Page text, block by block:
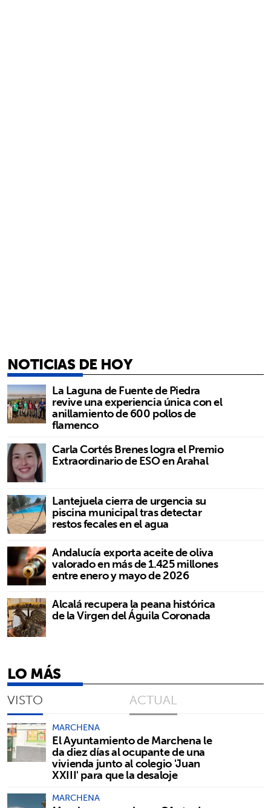
NOTICIAS DE HOY
La Laguna de Fuente de Piedra
revive una experiencia única con el
anillamiento de 600 pollos de
flamenco
Carla Cortés Brenes logra el Premio
Extraordinario de ESO en Arahal
Lantejuela cierra de urgencia su
piscina municipal tras detectar
restos fecales en el agua
Andalucía exporta aceite de oliva
valorado en más de 1.425 millones
entre enero y mayo de 2026
Alcalá recupera la peana histórica
de la Virgen del Águila Coronada
LO MÁS
VISTO ACTUAL
MARCHENA
El Ayuntamiento de Marchena le
da diez días al ocupante de una
vivienda junto al colegio 'Juan
XXIII' para que la desaloje
MARCHENA